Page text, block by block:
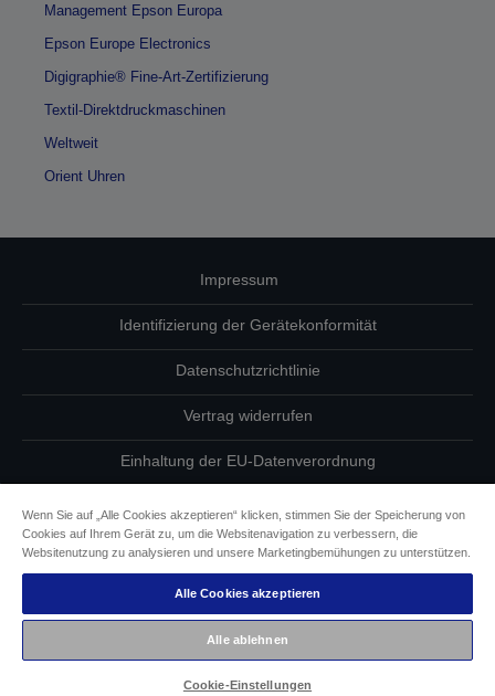
Management Epson Europa
Epson Europe Electronics
Digigraphie® Fine-Art-Zertifizierung
Textil-Direktdruckmaschinen
Weltweit
Orient Uhren
Impressum
Identifizierung der Gerätekonformität
Datenschutzrichtlinie
Vertrag widerrufen
Einhaltung der EU-Datenverordnung
Informationen zu Cookies
Epson Engagement für Barrierefreiheit
Copyright © 2026 Seiko Epson
Wenn Sie auf „Alle Cookies akzeptieren“ klicken, stimmen Sie der Speicherung von
Cookies auf Ihrem Gerät zu, um die Websitenavigation zu verbessern, die
Websitenutzung zu analysieren und unsere Marketingbemühungen zu unterstützen.
Alle Cookies akzeptieren
Alle ablehnen
Cookie-Einstellungen